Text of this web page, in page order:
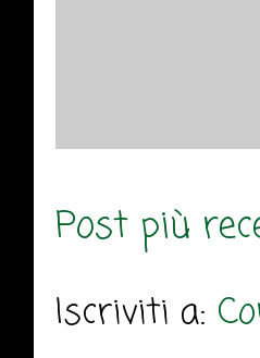
Post più
Iscriviti a: